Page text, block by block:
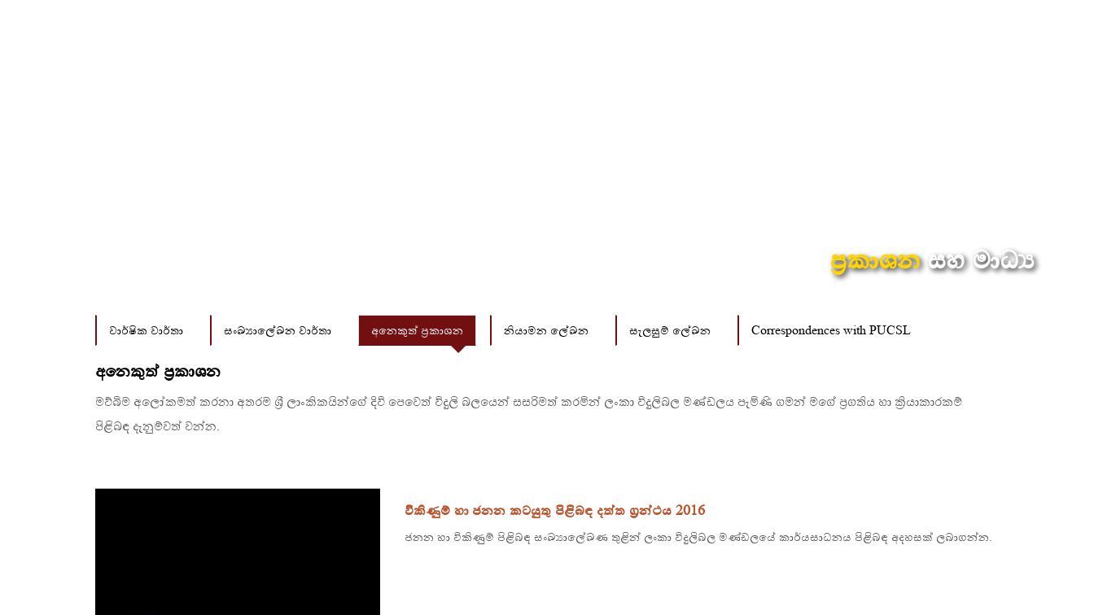
ප්‍රකාශනසහ මාධ්‍ය
වාර්ෂික වාර්තා සංඛ්‍යාලේඛන වාර්තා අනෙකුත් ප්‍රකාශන නියාමන ලේඛන සැලසුම් ලේඛන Correspondences with PUCSL
අනෙකුත් ප්‍රකාශන
මව්බිම අලෝකමත් කරනා අතරම ශ්‍රී ලාංකිකයින්ගේ දිවි පෙවෙත් විදුලි බලයෙන් සසරිමත් කරමින් ලංකා විදුලිබල මණ්ඩලය පැමිණි ගමන් මගේ ප්‍රගතිය හා ක්‍රියාකාරකම්
පිළිබඳ දැනුම්වත් වන්න.
විකිණුම් හා ජනන කටයුතු පිළිබඳ දත්ත ග්‍රන්ථය 2016
ජනන හා විකිණුම් පිළිබඳ සංඛ්‍යාලේඛණ තුළින් ලංකා විදුලිබල මණ්ඩලයේ කාර්යසාධනය පිළිබඳ අදහසක් ලබාගන්න.